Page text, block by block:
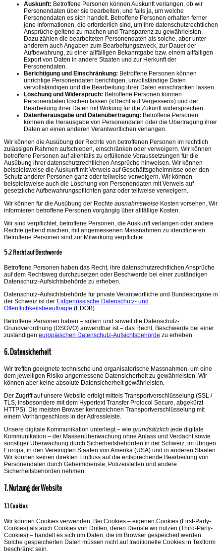
Auskunft: Betroffene Personen können Auskunft verlangen, ob wir
Personendaten über sie bearbeiten, und falls ja, um welche
Personendaten es sich handelt. Betroffene Personen erhalten ferner
jene Informationen, die erforderlich sind, um ihre datenschutzrechtlichen
Ansprüche geltend zu machen und Transparenz zu gewährleisten.
Dazu zählen die bearbeiteten Personendaten als solche, aber unter
anderem auch Angaben zum Bearbeitungszweck, zur Dauer der
Aufbewahrung, zu einer allfälligen Bekanntgabe bzw. einem allfälligen
Export von Daten in andere Staaten und zur Herkunft der
Personendaten.
Berichtigung und Einschränkung: Betroffene Personen können
unrichtige Personendaten berichtigen, unvollständige Daten
vervollständigen und die Bearbeitung ihrer Daten einschränken lassen.
Löschung und Widerspruch: Betroffene Personen können
Personendaten löschen lassen («Recht auf Vergessen») und der
Bearbeitung ihrer Daten mit Wirkung für die Zukunft widersprechen.
Datenherausgabe und Datenübertragung: Betroffene Personen
können die Herausgabe von Personendaten oder die Übertragung ihrer
Daten an einen anderen Verantwortlichen verlangen.
Wir können die Ausübung der Rechte von betroffenen Personen im rechtlich
zulässigen Rahmen aufschieben, einschränken oder verweigern. Wir können
betroffene Personen auf allenfalls zu erfüllende Voraussetzungen für die
Ausübung ihrer datenschutzrechtlichen Ansprüche hinweisen. Wir können
beispielsweise die Auskunft mit Verweis auf Geschäftsgeheimnisse oder den
Schutz anderer Personen ganz oder teilweise verweigern. Wir können
beispielsweise auch die Löschung von Personendaten mit Verweis auf
gesetzliche Aufbewahrungspflichten ganz oder teilweise verweigern.
Wir können für die Ausübung der Rechte ausnahmsweise Kosten vorsehen. Wir
informieren betroffene Personen vorgängig über allfällige Kosten.
Wir sind verpflichtet, betroffene Personen, die Auskunft verlangen oder andere
Rechte geltend machen, mit angemessenen Massnahmen zu identifizieren.
Betroffene Personen sind zur Mitwirkung verpflichtet.
5.2 Recht auf Beschwerde
Betroffene Personen haben das Recht, ihre datenschutzrechtlichen Ansprüche
auf dem Rechtsweg durchzusetzen oder Beschwerde bei einer zuständigen
Datenschutz-Aufsichtsbehörde zu erheben.
Datenschutz-Aufsichtsbehörde für private Verantwortliche und Bundesorgane in
der Schweiz ist der Eidgenössische Datenschutz- und
Öffentlichkeitsbeauftragte (EDÖB).
Betroffene Personen haben – sofern und soweit die Datenschutz-
Grundverordnung (DSGVO) anwendbar ist – das Recht, Beschwerde bei einer
zuständigen europäischen Datenschutz-Aufsichtsbehörde zu erheben.
6. Datensicherheit
Wir treffen geeignete technische und organisatorische Massnahmen, um eine
dem jeweiligen Risiko angemessene Datensicherheit zu gewährleisten. Wir
können aber keine absolute Datensicherheit gewährleisten.
Der Zugriff auf unsere Website erfolgt mittels Transportverschlüsselung (SSL /
TLS, insbesondere mit dem Hypertext Transfer Protocol Secure, abgekürzt
HTTPS). Die meisten Browser kennzeichnen Transportverschlüsselung mit
einem Vorhängeschloss in der Adressleiste.
Unsere digitale Kommunikation unterliegt – wie grundsätzlich jede digitale
Kommunikation – der Massenüberwachung ohne Anlass und Verdacht sowie
sonstiger Überwachung durch Sicherheitsbehörden in der Schweiz, im übrigen
Europa, in den Vereinigten Staaten von Amerika (USA) und in anderen Staaten.
Wir können keinen direkten Einfluss auf die entsprechende Bearbeitung von
Personendaten durch Geheimdienste, Polizeistellen und andere
Sicherheitsbehörden nehmen.
7. Nutzung der Website
7.1 Cookies
Wir können Cookies verwenden. Bei Cookies – eigenen Cookies (First-Party-
Cookies) als auch Cookies von Dritten, deren Dienste wir nutzen (Third-Party-
Cookies) – handelt es sich um Daten, die im Browser gespeichert werden.
Solche gespeicherten Daten müssen nicht auf traditionelle Cookies in Textform
beschränkt sein.